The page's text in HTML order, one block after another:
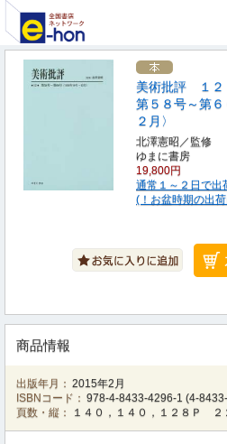
美術批評 １
第５８号～第６
２月〉
北澤憲昭／監修
ゆまに書房
19,800円
通常１～２日で出
(！お盆時期の出
商品情報
出版年月： 2015年2月
ISBNコード： 978-4-8433-4296-1 (4-
頁数・縦：
１４０，１４０，１２８Ｐ ２